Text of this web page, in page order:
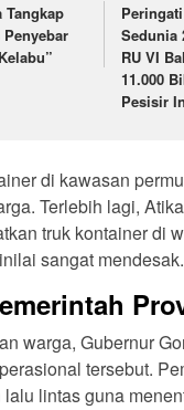
Tangkap
Sedunia
RU VI
11.000
Pesisir
di kawasan
Terlebih lagi,
truk kontainer di
sangat mendesak.
warga, Gubernur
tersebut.
lintas guna